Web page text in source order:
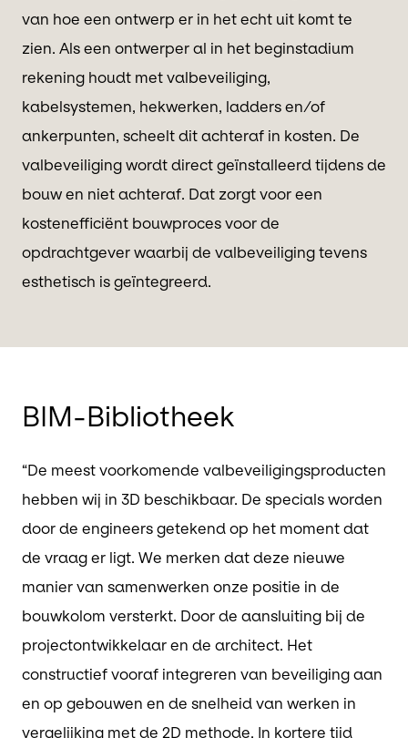
van hoe een ontwerp er in het echt uit komt te
zien. Als een ontwerper al in het beginstadium
rekening houdt met valbeveiliging,
kabelsystemen, hekwerken, ladders en/of
ankerpunten, scheelt dit achteraf in kosten. De
valbeveiliging wordt direct geïnstalleerd tijdens de
bouw en niet achteraf. Dat zorgt voor een
kostenefficiënt bouwproces voor de
opdrachtgever waarbij de valbeveiliging tevens
esthetisch is geïntegreerd.
BIM-Bibliotheek
“De meest voorkomende valbeveiligingsproducten
hebben wij in 3D beschikbaar. De specials worden
door de engineers getekend op het moment dat
de vraag er ligt. We merken dat deze nieuwe
manier van samenwerken onze positie in de
bouwkolom versterkt. Door de aansluiting bij de
projectontwikkelaar en de architect. Het
constructief vooraf integreren van beveiliging aan
en op gebouwen en de snelheid van werken in
vergelijking met de 2D methode. In kortere tijd